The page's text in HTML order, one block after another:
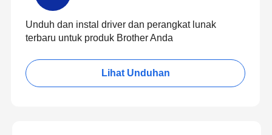
Unduh dan instal driver dan perangkat lunak
terbaru untuk produk Brother Anda
Lihat Unduhan